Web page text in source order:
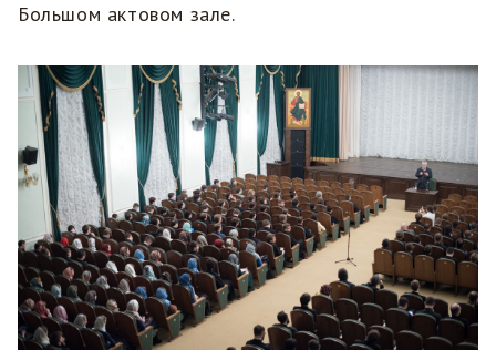
Большом актовом зале.